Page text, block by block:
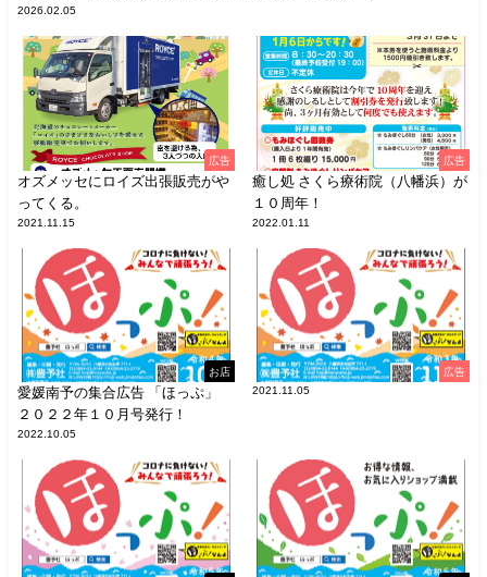
2026.02.05
広告
オズメッセにロイズ出張販売がや
ってくる。
2021.11.15
広告
癒し処 さくら療術院（八幡浜）が
１０周年！
2022.01.11
お店
愛媛南予の集合広告 「ほっぷ」
２０２２年１０月号発行！
2022.10.05
広告
2021.11.05